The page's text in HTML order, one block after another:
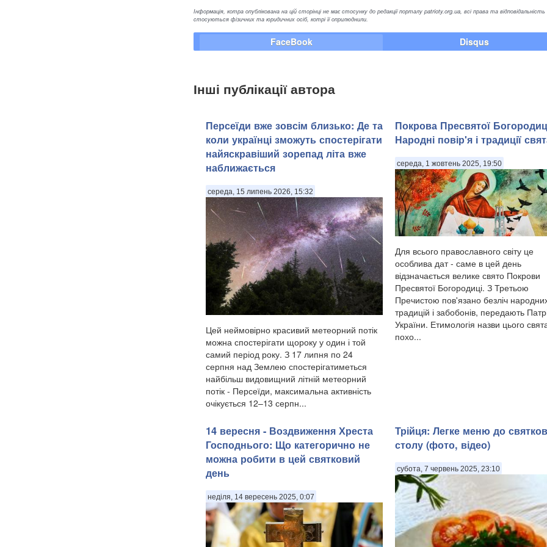
Інформація, котра опублікована на цій сторінці не має стосунку до редакції порталу patrioty.org.ua, всі права та відповідальність
стосуються фізичних та юридичних осіб, котрі її оприлюднили.
FaceBook Disqus
Інші публікації автора
Персеїди вже зовсім близько: Де та
коли українці зможуть спостерігати
найяскравіший зорепад літа вже
наближається
середа, 15 липень 2026, 15:32
Цей неймовірно красивий метеорний потік
можна спостерігати щороку у один і той
самий період року. З 17 липня по 24
серпня над Землею спостерігатиметься
найбільш видовищний літній метеорний
потік - Персеїди, максимальна активність
очікується 12–13 серпн...
Покрова Пресвятої
Народні повір'я і традиції
середа, 1 жовтень 2025, 19:50
Для всього православного світу це
особлива дат - саме в цей день
відзначається велике свято Покрови
Пресвятої Богородиці. З Третьою
Пречистою пов'язано безліч
традицій і забобонів, передають
України. Етимологія назви цього
похо...
14 вересня - Воздвиження Хреста
Господнього: Що категорично не
можна робити в цей святковий
день
неділя, 14 вересень 2025, 0:07
Трійця: Легке меню до
столу (фото, відео)
субота, 7 червень 2025, 23:10